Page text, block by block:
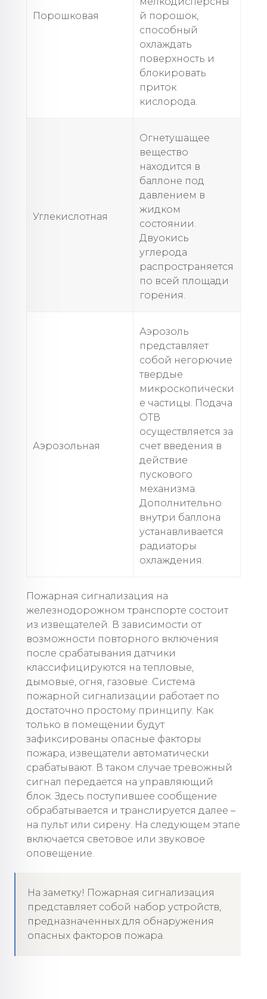
Порошковая
й порошок,
способный
охлаждать
поверхность и
блокировать
приток
кислорода.
Углекислотная
Огнетушащее
вещество
находится в
баллоне под
давлением в
жидком
состоянии.
Двуокись
углерода
распространяется
по всей площади
горения.
Аэрозольная
Аэрозоль
представляет
собой негорючие
твердые
микроскопически
е частицы. Подача
ОТВ
осуществляется за
счет введения в
действие
пускового
механизма.
Дополнительно
внутри баллона
устанавливается
радиаторы
охлаждения.
Пожарная сигнализация на
железнодорожном транспорте состоит
из извещателей. В зависимости от
возможности повторного включения
после срабатывания датчики
классифицируются на тепловые,
дымовые, огня, газовые. Система
пожарной сигнализации работает по
достаточно простому принципу. Как
только в помещении будут
зафиксированы опасные факторы
пожара, извещатели автоматически
срабатывают. В таком случае тревожный
сигнал передается на управляющий
блок. Здесь поступившее сообщение
обрабатывается и транслируется далее –
на пульт или сирену. На следующем этапе
включается световое или звуковое
оповещение.
На заметку! Пожарная сигнализация
представляет собой набор устройств,
предназначенных для обнаружения
опасных факторов пожара.